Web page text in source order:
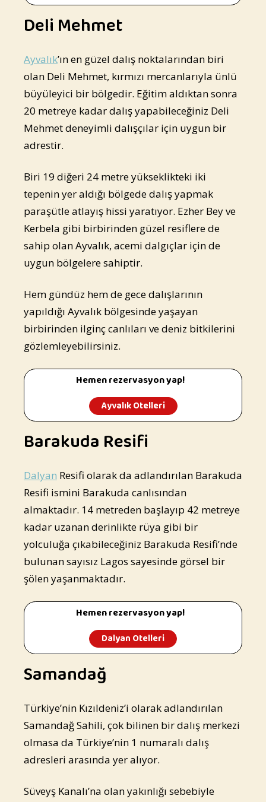
Deli Mehmet
Ayvalık’ın en güzel dalış noktalarından biri
olan Deli Mehmet, kırmızı mercanlarıyla ünlü
büyüleyici bir bölgedir. Eğitim aldıktan sonra
20 metreye kadar dalış yapabileceğiniz Deli
Mehmet deneyimli dalışçılar için uygun bir
adrestir.
Biri 19 diğeri 24 metre yükseklikteki iki
tepenin yer aldığı bölgede dalış yapmak
paraşütle atlayış hissi yaratıyor. Ezher Bey ve
Kerbela gibi birbirinden güzel resiflere de
sahip olan Ayvalık, acemi dalgıçlar için de
uygun bölgelere sahiptir.
Hem gündüz hem de gece dalışlarının
yapıldığı Ayvalık bölgesinde yaşayan
birbirinden ilginç canlıları ve deniz bitkilerini
gözlemleyebilirsiniz.
Hemen rezervasyon yap!
Ayvalık Otelleri
Barakuda Resifi
Dalyan Resifi olarak da adlandırılan Barakuda
Resifi ismini Barakuda canlısından
almaktadır. 14 metreden başlayıp 42 metreye
kadar uzanan derinlikte rüya gibi bir
yolculuğa çıkabileceğiniz Barakuda Resifi’nde
bulunan sayısız Lagos sayesinde görsel bir
şölen yaşanmaktadır.
Hemen rezervasyon yap!
Dalyan Otelleri
Samandağ
Türkiye’nin Kızıldeniz’i olarak adlandırılan
Samandağ Sahili, çok bilinen bir dalış merkezi
olmasa da Türkiye’nin 1 numaralı dalış
adresleri arasında yer alıyor.
Süveyş Kanalı’na olan yakınlığı sebebiyle